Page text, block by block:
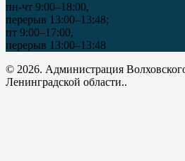
пн-чт 9:00–18:00,
перерыв 13:00–13:48;
пт 9:00–17:00,
перерыв 13:00–13:48
© 2026. Администрация
Ленинградской области..